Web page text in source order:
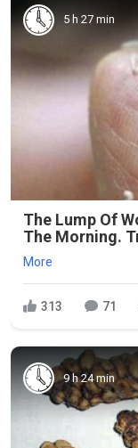
5 h 27 min
The Lump Of
The Morning.
More
313 71
9 h 24 min